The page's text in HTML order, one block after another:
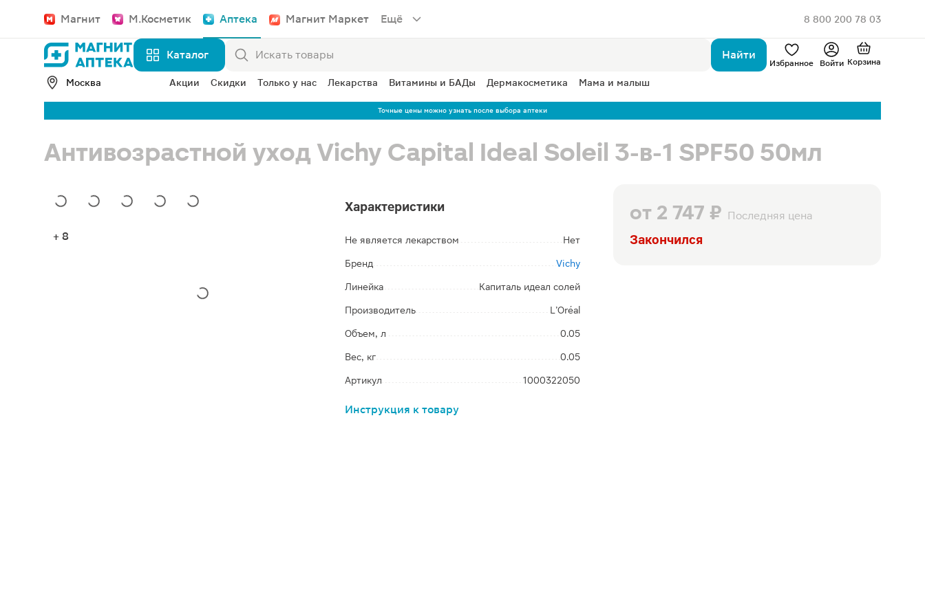
Магнит М.Косметик Аптека Магнит Маркет Ещё 8 800 200 78 03
Каталог Найти
Избранное Войти Корзина
Москва Акции Скидки Только у нас Лекарства Витамины и БАДы Дермакосметика Мама и малыш
Точные цены можно узнать после выбора аптеки
Антивозрастной уход Vichy Capital Ideal Soleil 3-в-1 SPF50 50мл
+ 8
от 2 747 ₽ Последняя цена
Закончился
Характеристики
Не является лекарством Нет
Бренд Vichy
Линейка Капиталь идеал солей
Производитель L’Oréal
Объем, л 0.05
Вес, кг 0.05
Артикул 1000322050
Инструкция к товару